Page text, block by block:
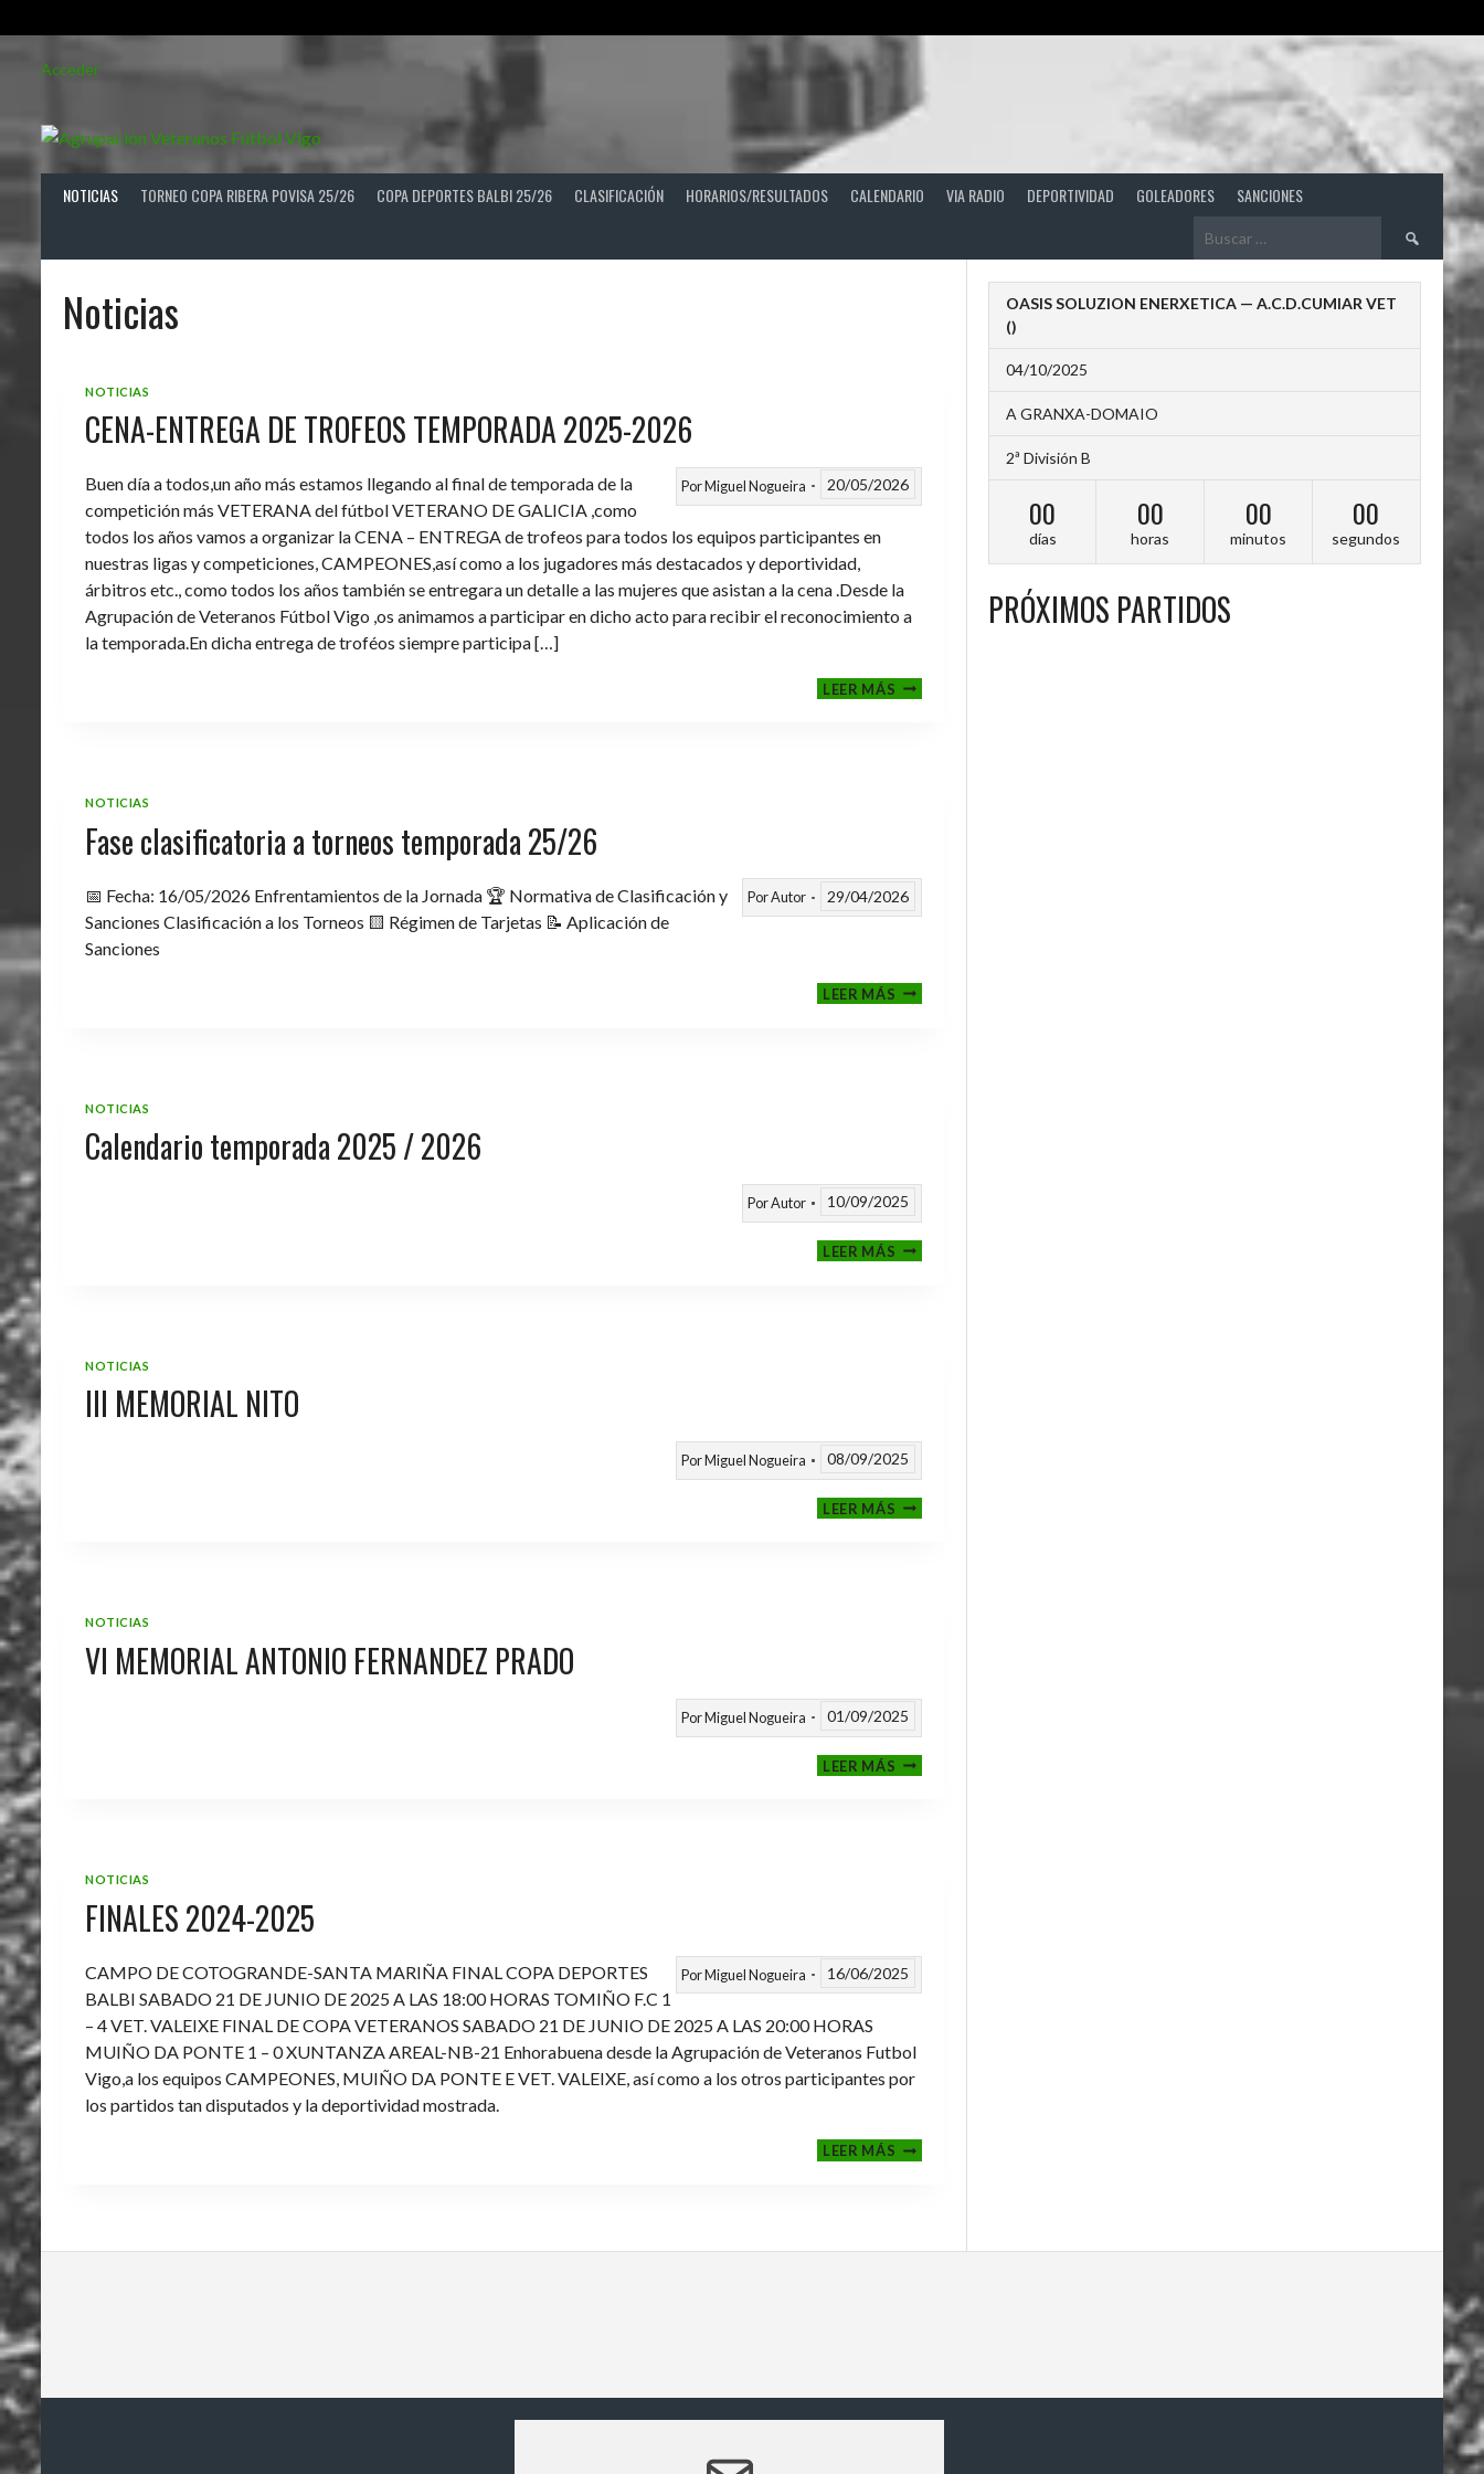
Acceder
NOTICIAS TORNEO COPA RIBERA POVISA 25/26 COPA DEPORTES BALBI 25/26 CLASIFICACIÓN HORARIOS/RESULTADOS CALENDARIO VIA RADIO DEPORTIVIDAD GOLEADORES SANCIONES
Buscar:
Noticias
NOTICIAS
CENA-ENTREGA DE TROFEOS TEMPORADA 2025-2026
PorMiguel Nogueira 20/05/2026
Buen día a todos,un año más estamos llegando al final de temporada de la
competición más VETERANA del fútbol VETERANO DE GALICIA ,como
todos los años vamos a organizar la CENA – ENTREGA de trofeos para todos los equipos participantes en
nuestras ligas y competiciones, CAMPEONES,así como a los jugadores más destacados y deportividad,
árbitros etc., como todos los años también se entregara un detalle a las mujeres que asistan a la cena .Desde la
Agrupación de Veteranos Fútbol Vigo ,os animamos a participar en dicho acto para recibir el reconocimiento a
la temporada.En dicha entrega de troféos siempre participa […]
LEER MÁSCENA-
ENTREGA
NOTICIAS
Fase clasificatoria a torneos temporada 25/26
PorAutor 29/04/2026
📅 Fecha: 16/05/2026 Enfrentamientos de la Jornada 🏆 Normativa de Clasificación y
Sanciones Clasificación a los Torneos 🟨 Régimen de Tarjetas 📝 Aplicación de
Sanciones
LEER MÁSFASE
CLASIFICATORIA
NOTICIAS
Calendario temporada 2025 / 2026
PorAutor 10/09/2025
LEER MÁSCALENDARIO
TEMPORADA
NOTICIAS
III MEMORIAL NITO
PorMiguel Nogueira 08/09/2025
LEER MÁSIII
MEMORIAL
NOTICIAS
VI MEMORIAL ANTONIO FERNANDEZ PRADO
PorMiguel Nogueira 01/09/2025
LEER MÁSVI
MEMORIAL
NOTICIAS
FINALES 2024-2025
PorMiguel Nogueira 16/06/2025
CAMPO DE COTOGRANDE-SANTA MARIÑA FINAL COPA DEPORTES
BALBI SABADO 21 DE JUNIO DE 2025 A LAS 18:00 HORAS TOMIÑO F.C 1
– 4 VET. VALEIXE FINAL DE COPA VETERANOS SABADO 21 DE JUNIO DE 2025 A LAS 20:00 HORAS
MUIÑO DA PONTE 1 – 0 XUNTANZA AREAL-NB-21 Enhorabuena desde la Agrupación de Veteranos Futbol
Vigo,a los equipos CAMPEONES, MUIÑO DA PONTE E VET. VALEIXE, así como a los otros participantes por
los partidos tan disputados y la deportividad mostrada.
LEER MÁSFINALES
2024-
OASIS SOLUZION ENERXETICA — A.C.D.CUMIAR VET
()
04/10/2025
A GRANXA-DOMAIO
2ª División B
00
días
00
horas
00
minutos
00
segundos
PRÓXIMOS PARTIDOS